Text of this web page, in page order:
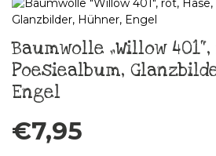
Baumwolle „Willow
Poesiealbum,
Engel
€7,95